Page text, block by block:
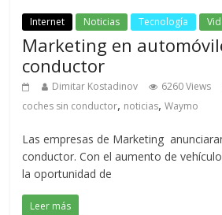
Internet Noticias Tecnología
Marketing en
conductor
Dimitar Kostadinov 6260 Views
coches sin conductor, noticias,Waymo
Las empresas de Marketing
conductor. Con el aumento de
la oportunidad de
Leer más